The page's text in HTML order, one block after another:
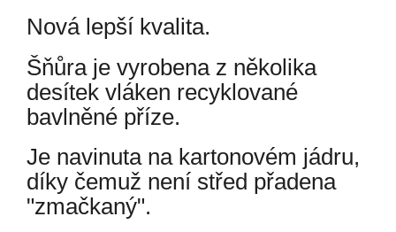
Nová lepší kvalita.
Šňůra je vyrobena z několika
desítek vláken recyklované
bavlněné příze.
Je navinuta na kartonovém jádru,
díky čemuž není střed přadena
"zmačkaný".